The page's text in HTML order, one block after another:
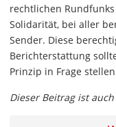
rechtlichen
Solidarität, bei aller
Sender. Diese
Berichterstattung
Prinzip in Frage
Dieser Beitrag ist